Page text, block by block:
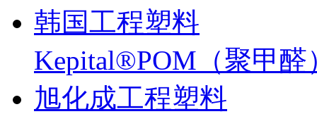
韩国工程塑料
Kepital®POM（聚甲醛
旭化成工程塑料